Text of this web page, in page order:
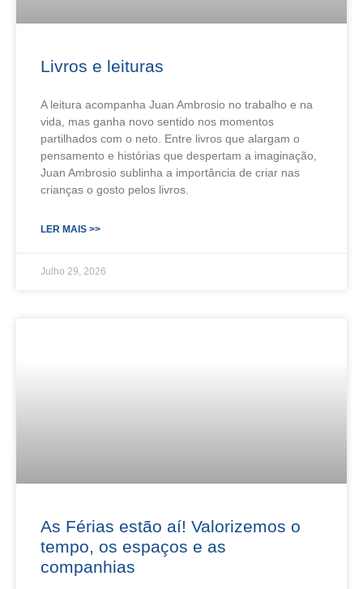
Livros e leituras
A leitura acompanha Juan Ambrosio no trabalho e na
vida, mas ganha novo sentido nos momentos
partilhados com o neto. Entre livros que alargam o
pensamento e histórias que despertam a imaginação,
Juan Ambrosio sublinha a importância de criar nas
crianças o gosto pelos livros.
LER MAIS >>
Julho 29, 2026
As Férias estão aí! Valorizemos o
tempo, os espaços e as
companhias